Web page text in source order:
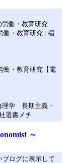
働・教育研究
働・教育研究 [ 稲
働・教育研究【電
理学 長期主義・
選書メチ
～
ブログに表示して